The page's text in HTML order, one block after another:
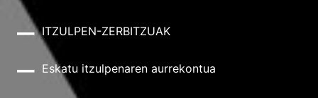
ITZULPEN-ZERBITZUAK
Eskatu itzulpenaren aurrekontua